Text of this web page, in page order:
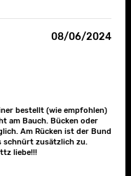
08/06/2024
bestellt (wie empfohlen)
am Bauch. Bücken oder
Am Rücken ist der Bund
schnürt zusätzlich zu.
liebe!!!